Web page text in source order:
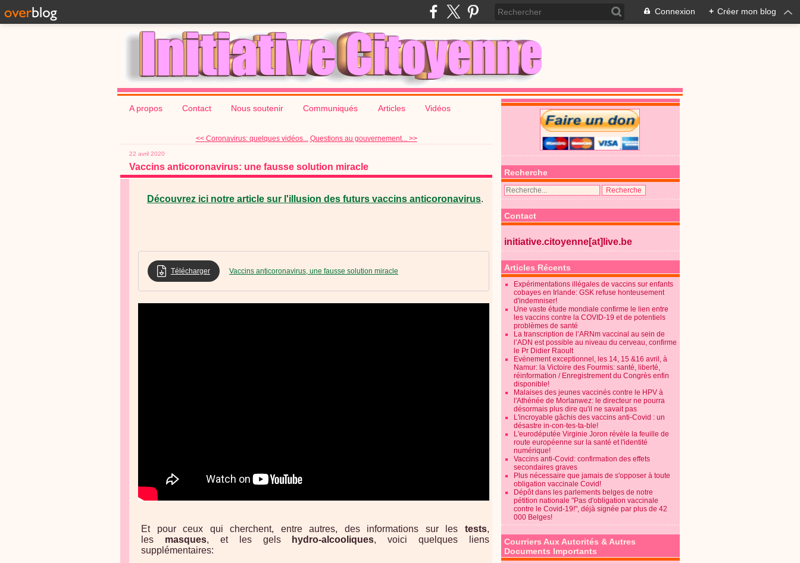
Connexion + Créer mon blog
A propos Contact Nous soutenir Communiqués Articles Vidéos
<< Coronavirus: quelques vidéos... Questions au gouvernement... >>
22 avril 2020
Vaccins anticoronavirus: une fausse solution miracle
Découvrez ici notre article sur l'illusion des futurs vaccins anticoronavirus.
Télécharger Vaccins anticoronavirus, une fausse solution miracle
Et pour ceux qui cherchent, entre autres, des informations sur les tests,
les
masques, et les gels hydro-alcooliques, voici quelques liens
supplémentaires:
Recherche
Contact
initiative.citoyenne[at]live.be
Articles Récents
Expérimentations illégales de vaccins sur enfants
cobayes en Irlande: GSK refuse honteusement
d'indemniser!
Une vaste étude mondiale confirme le lien entre
les vaccins contre la COVID-19 et de potentiels
problèmes de santé
La transcription de l’ARNm vaccinal au sein de
l’ADN est possible au niveau du cerveau, confirme
le Pr Didier Raoult
Evénement exceptionnel, les 14, 15 &16 avril, à
Namur: la Victoire des Fourmis: santé, liberté,
réinformation / Enregistrement du Congrès enfin
disponible!
Malaises des jeunes vaccinés contre le HPV à
l'Athénée de Morlanwez: le directeur ne pourra
désormais plus dire qu'il ne savait pas
L'incroyable gâchis des vaccins anti-Covid : un
désastre in-con-tes-ta-ble!
L'eurodéputée Virginie Joron révèle la feuille de
route européenne sur la santé et l'identité
numérique!
Vaccins anti-Covid: confirmation des effets
secondaires graves
Plus nécessaire que jamais de s'opposer à toute
obligation vaccinale Covid!
Dépôt dans les parlements belges de notre
pétition nationale "Pas d'obligation vaccinale
contre le Covid-19!", déjà signée par plus de 42
000 Belges!
Courriers Aux Autorités & Autres
Documents Importants